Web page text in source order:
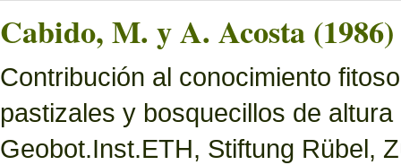
Cabido, M. y A. Acosta (1986)
Contribución al conocimiento
pastizales y bosquecillos de
Geobot.Inst.ETH, Stiftung Rübel,